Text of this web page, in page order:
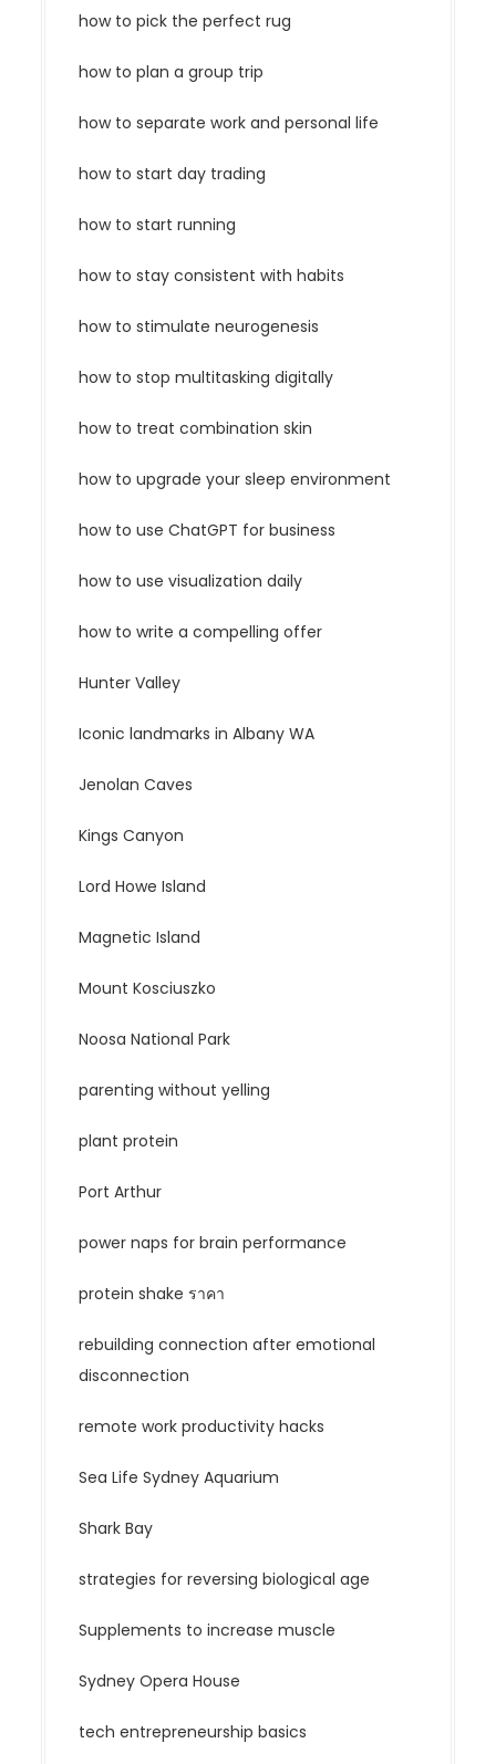
how to pick the perfect rug
how to plan a group trip
how to separate work and personal life
how to start day trading
how to start running
how to stay consistent with habits
how to stimulate neurogenesis
how to stop multitasking digitally
how to treat combination skin
how to upgrade your sleep environment
how to use ChatGPT for business
how to use visualization daily
how to write a compelling offer
Hunter Valley
Iconic landmarks in Albany WA
Jenolan Caves
Kings Canyon
Lord Howe Island
Magnetic Island
Mount Kosciuszko
Noosa National Park
parenting without yelling
plant protein
Port Arthur
power naps for brain performance
protein shake ราคา
rebuilding connection after emotional
disconnection
remote work productivity hacks
Sea Life Sydney Aquarium
Shark Bay
strategies for reversing biological age
Supplements to increase muscle
Sydney Opera House
tech entrepreneurship basics